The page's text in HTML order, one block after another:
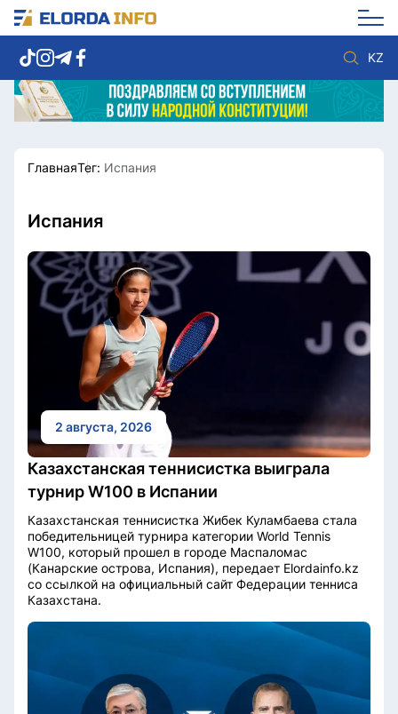
KZ
Новости столицы
Спорт
Видео
Мир
Послание
Служба Комплаенс
Этический кодекс
Служу стране
ГлавнаяТег: Испания
Испания
2 августа, 2026
Казахстанская теннисистка выиграла
турнир W100 в Испании
Казахстанская теннисистка Жибек Куламбаева стала
победительницей турнира категории World Tennis
W100, который прошел в городе Маспаломас
(Канарские острова, Испания), передает Elordainfo.kz
со ссылкой на официальный сайт Федерации тенниса
Казахстана.